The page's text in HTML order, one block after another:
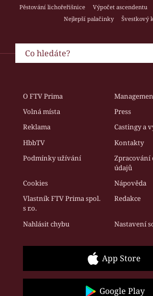
Pěstování lichořeřišnice
Výpočet ascendentu
Nejlepší palačinky
Švestkový
O FTV Prima
Volná místa
Press
Reklama
Castingy a
HbbTV
Kontakty
Podmínky užívání
Zpracování
údajů
Cookies
Nápověda
Vlastník FTV Prima spol.
s r.o.
Redakce
Nahlásit chybu Nastavení
App Store
Google Play